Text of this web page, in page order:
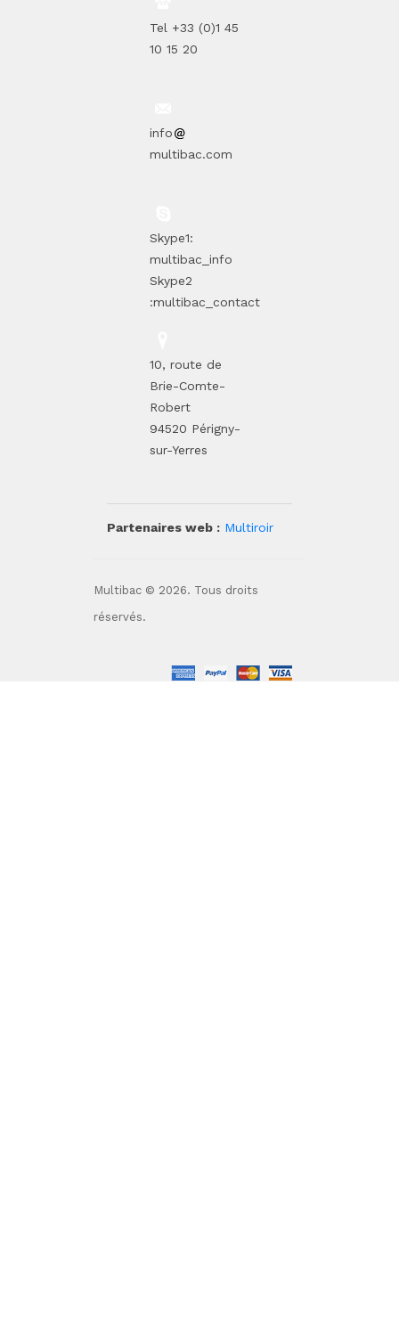
Tel +33 (0)1 45
10 15 20
info
multibac.com
Skype1:
multibac_info
Skype2
:multibac_contact
10, route de
Brie-Comte-
Robert
94520 Périgny-
sur-Yerres
Partenaires web : Multiroir
Multibac © 2026. Tous droits
réservés.